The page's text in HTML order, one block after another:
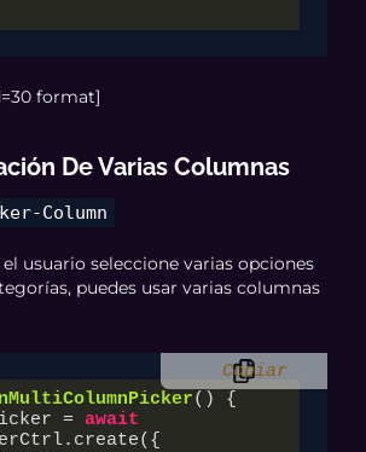
format]
De Varias Columnas
Column
usuario seleccione varias opciones
puedes usar varias columnas
Copiar
( )
{
= await